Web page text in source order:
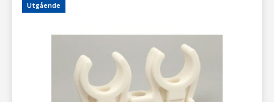
Utgående